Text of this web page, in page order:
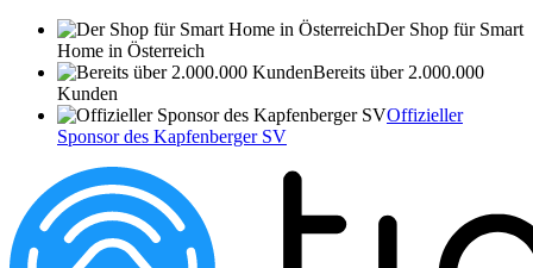
Der Shop für Smart
Home in Österreich
Bereits über 2.000.000
Kunden
Offizieller
Sponsor des Kapfenberger SV